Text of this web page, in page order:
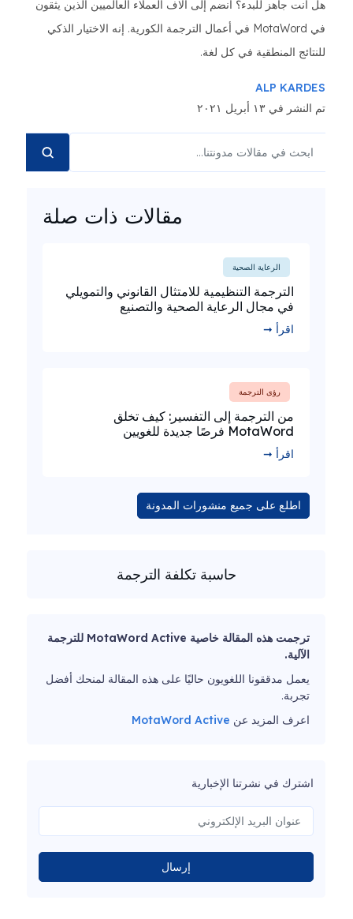
هل أنت جاهز للبدء؟ انضم إلى آلاف العملاء العالميين الذين يثقون
في MotaWord في أعمال الترجمة الكورية. إنه الاختيار الذكي
للنتائج المنطقية في كل لغة.
ALP KARDES
تم النشر في ١٣ أبريل ٢٠٢١
مقالات ذات صلة
الرعاية الصحية
الترجمة التنظيمية للامتثال القانوني والتمويلي
في مجال الرعاية الصحية والتصنيع
اقرأ ➞
رؤى الترجمة
من الترجمة إلى التفسير: كيف تخلق
MotaWord فرصًا جديدة للغويين
اقرأ ➞
اطلع على جميع منشورات المدونة
حاسبة تكلفة الترجمة
ترجمت هذه المقالة خاصية MotaWord Active للترجمة
الآلية.
يعمل مدققونا اللغويون حاليًا على هذه المقالة لمنحك أفضل
تجربة.
اعرف المزيد عن MotaWord Active
اشترك في نشرتنا الإخبارية
إرسال